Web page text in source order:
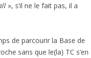
», s’il ne le fait pas, il a
de parcourir la Base de
sans que le(la) TC s’en